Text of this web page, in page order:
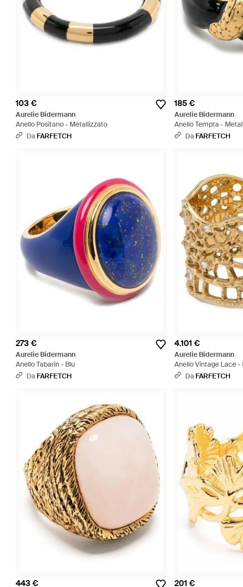
103 €
Aurelie Bidermann
Anello Positano - Metallizzato
Da FARFETCH
185 €
Aurelie Bidermann
Anello Tempta -
Da FARFETCH
273 €
Aurelie Bidermann
Anello Tabarin - Blu
Da FARFETCH
4.101 €
Aurelie Bidermann
Anello Vintage Lace
Da FARFETCH
443 € 201 €